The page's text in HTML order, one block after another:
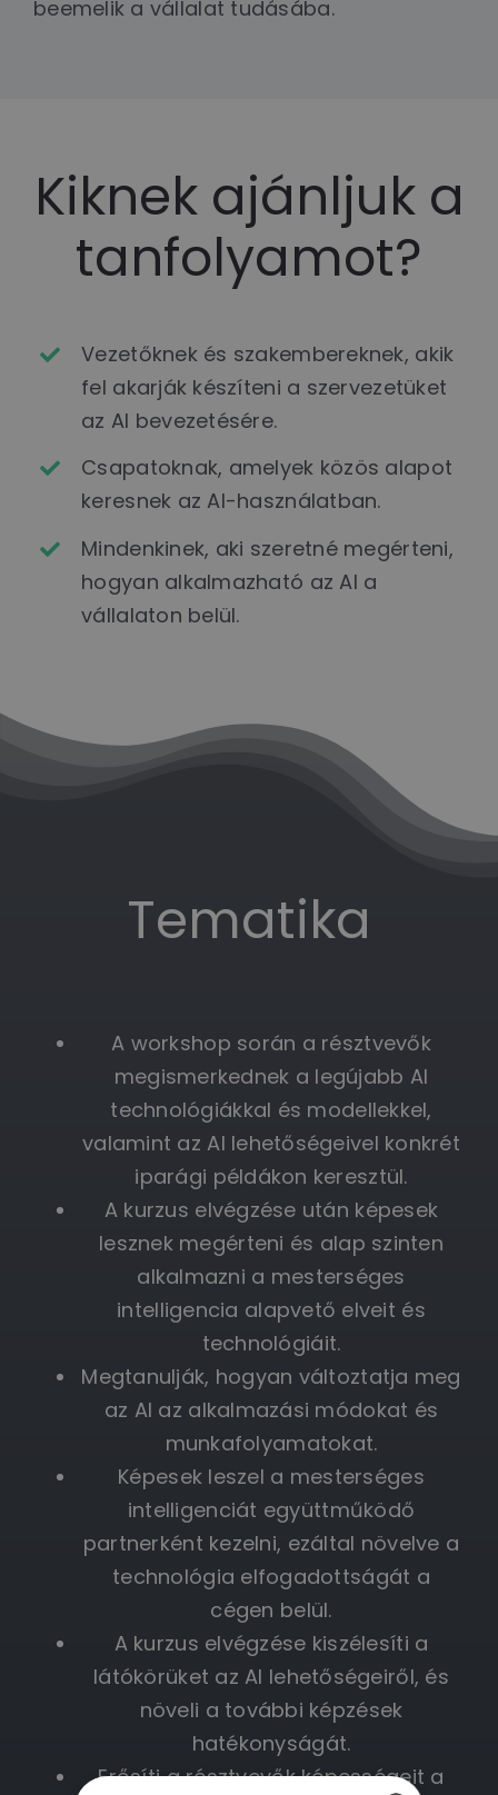
beemelik a vállalat tudásába.
Kiknek ajánljuk a
tanfolyamot?
Vezetőknek és szakembereknek, akik
fel akarják készíteni a szervezetüket
az AI bevezetésére.
Csapatoknak, amelyek közös alapot
keresnek az AI-használatban.
Mindenkinek, aki szeretné megérteni,
hogyan alkalmazható az AI a
vállalaton belül.
Tematika
A workshop során a résztvevők
megismerkednek a legújabb AI
technológiákkal és modellekkel,
valamint az AI lehetőségeivel konkrét
iparági példákon keresztül.
A kurzus elvégzése után képesek
lesznek megérteni és alap szinten
alkalmazni a mesterséges
intelligencia alapvető elveit és
technológiáit.
Megtanulják, hogyan változtatja meg
az AI az alkalmazási módokat és
munkafolyamatokat.
Képesek leszel a mesterséges
intelligenciát együttműködő
partnerként kezelni, ezáltal növelve a
technológia elfogadottságát a
cégen belül.
A kurzus elvégzése kiszélesíti a
látókörüket az AI lehetőségeiről, és
növeli a további képzések
hatékonyságát.
Erősíti a résztvevők képességeit a